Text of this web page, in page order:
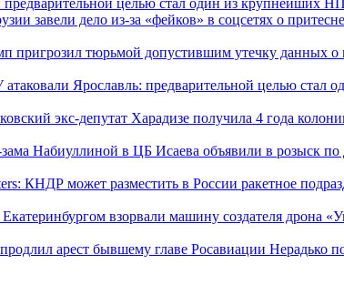
целью стал один из крупнейших
завели дело из-за «фейков» в соцсетях о
пригрозил тюрьмой допустившим утечку данных
Ярославль: предварительной целью стал
экс-депутат Харадизе получила 4 года
Набиуллиной в ЦБ Исаева объявили в розыск
КНДР может разместить в России ракетное
взорвали машину создателя дрона
арест бывшему главе Росавиации Нерадько